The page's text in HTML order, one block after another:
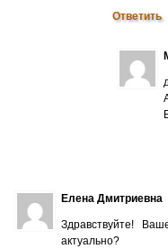
Ответить
Елена Дмитриевна
Здравствуйте!
актуально?